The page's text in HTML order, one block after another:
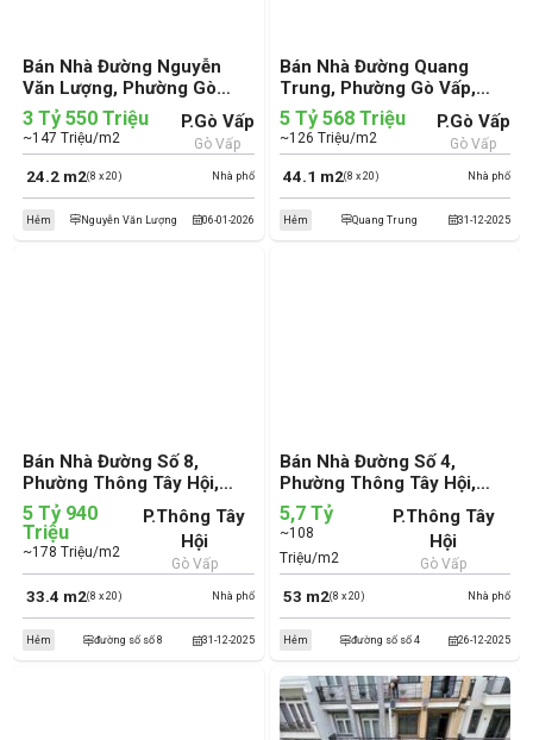
Bán Nhà Đường Nguyễn
Văn Lượng, Phường Gò
Vấp, Quận Gò Vấp (cũ)
Nhà phố
24.2 m2(8 x 20)
3 Tỷ 550 Triệu
~147 Triệu/m2
P.Gò Vấp
Gò Vấp
06-01-2026
Hẻm Nguyễn Văn Lượng
Bán Nhà Đường Quang
Trung, Phường Gò Vấp,
Quận Gò Vấp (cũ)
Nhà phố
44.1 m2(8 x 20)
5 Tỷ 568 Triệu
~126 Triệu/m2
P.Gò Vấp
Gò Vấp
31-12-2025
Hẻm Quang Trung
Bán Nhà Đường Số 8,
Phường Thông Tây Hội,
Quận Gò Vấp (cũ)
Nhà phố
33.4 m2(8 x 20)
5 Tỷ 940
Triệu
~178 Triệu/m2
P.Thông Tây
Hội
Gò Vấp
31-12-2025
Hẻm đường số số 8
Bán Nhà Đường Số 4,
Phường Thông Tây Hội,
Quận Gò Vấp (cũ)
Nhà phố
53 m2(8 x 20)
5,7 Tỷ
~108
Triệu/m2
P.Thông Tây
Hội
Gò Vấp
26-12-2025
Hẻm đường số số 4